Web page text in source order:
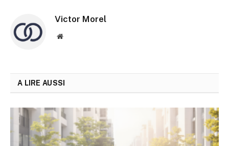
Victor Morel
Site
A LIRE AUSSI